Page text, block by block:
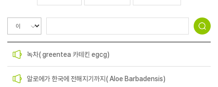
녹차( greentea 카테킨 egcg)
알로에가 한국에 전해지기까지( Aloe Barbadensis)